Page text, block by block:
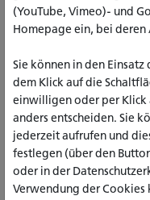
Liebe
An diesem Tag können
der katho Studienluft
Möglichkeiten
Studienfächern zu
besuchen, einen
Münster zu erhalten
mit Dozierenden,
(YouTube, Vimeo)- und
Homepage ein, bei
Sie können in den
dem Klick auf die
einwilligen oder per Klick
anders entscheiden. Sie
jederzeit aufrufen und
festlegen (über den
oder in der
Verwendung der